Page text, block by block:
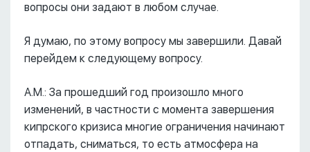
вопросы они задают в любом случае.
Я думаю, по этому вопросу мы завершили. Давай
перейдем к следующему вопросу.
А.М.: За прошедший год произошло много
изменений, в частности с момента завершения
кипрского кризиса многие ограничения начинают
отпадать, сниматься, то есть атмосфера на